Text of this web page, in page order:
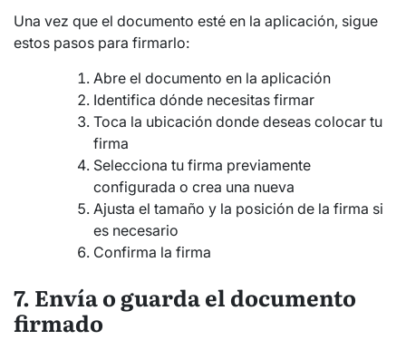
Una vez que el documento esté en la aplicación, sigue
estos pasos para firmarlo:
Abre el documento en la aplicación
Identifica dónde necesitas firmar
Toca la ubicación donde deseas colocar tu
firma
Selecciona tu firma previamente
configurada o crea una nueva
Ajusta el tamaño y la posición de la firma si
es necesario
Confirma la firma
7. Envía o guarda el documento
firmado